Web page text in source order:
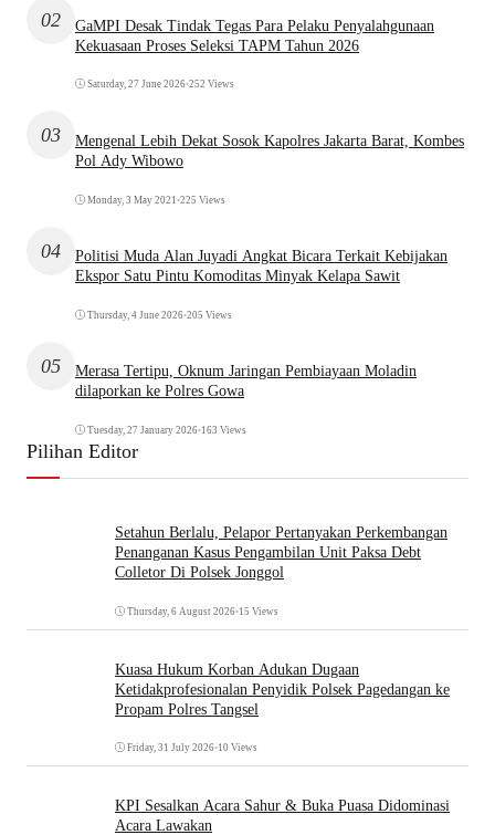
02
GaMPI Desak Tindak Tegas Para Pelaku Penyalahgunaan
Kekuasaan Proses Seleksi TAPM Tahun 2026
Saturday, 27 June 2026•252 Views
03
Mengenal Lebih Dekat Sosok Kapolres Jakarta Barat, Kombes
Pol Ady Wibowo
Monday, 3 May 2021 •225 Views
04
Politisi Muda Alan Juyadi Angkat Bicara Terkait Kebijakan
Ekspor Satu Pintu Komoditas Minyak Kelapa Sawit
Thursday, 4 June 2026•205 Views
05
Merasa Tertipu, Oknum Jaringan Pembiayaan Moladin
dilaporkan ke Polres Gowa
Tuesday, 27 January 2026•163 Views
Pilihan Editor
Setahun Berlalu, Pelapor Pertanyakan Perkembangan
Penanganan Kasus Pengambilan Unit Paksa Debt
Colletor Di Polsek Jonggol
Thursday, 6 August 2026•15 Views
Kuasa Hukum Korban Adukan Dugaan
Ketidakprofesionalan Penyidik Polsek Pagedangan ke
Propam Polres Tangsel
Friday, 31 July 2026•10 Views
KPI Sesalkan Acara Sahur & Buka Puasa Didominasi
Acara Lawakan